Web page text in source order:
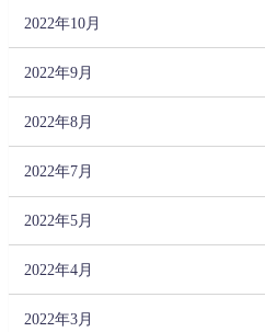
2022年10月
2022年9月
2022年8月
2022年7月
2022年5月
2022年4月
2022年3月